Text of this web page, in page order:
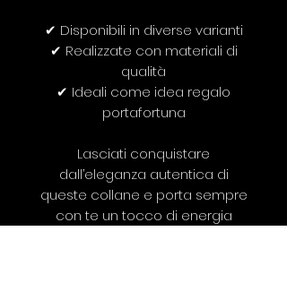
✔ Disponibili in diverse varianti
✔ Realizzate con materiali di
qualità
✔ Ideali come idea regalo
portafortuna
Lasciati conquistare
dall’eleganza autentica di
queste collane e porta sempre
con te un tocco di energia